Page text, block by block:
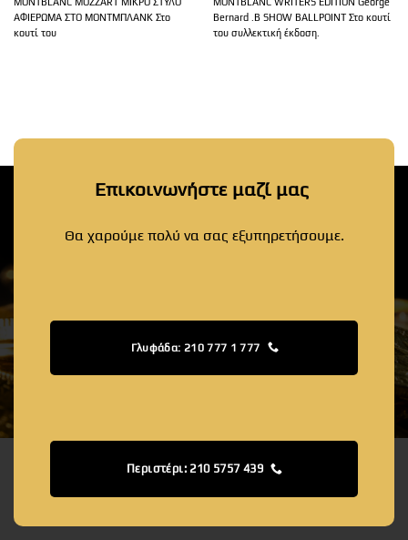
ΑΦΙΕΡΩΜΑ ΣΤΟ ΜΟΝΤΜΠΛΑΝΚ Στο
κουτί του
Bernard .B SHOW BALLPOINT Στο κουτί
του συλλεκτική έκδοση.
Επικοινωνήστε μαζί μας
Θα χαρούμε πολύ να σας εξυπηρετήσουμε.
Γλυφάδα: 210 777 1 777
Περιστέρι: 210 5757 439